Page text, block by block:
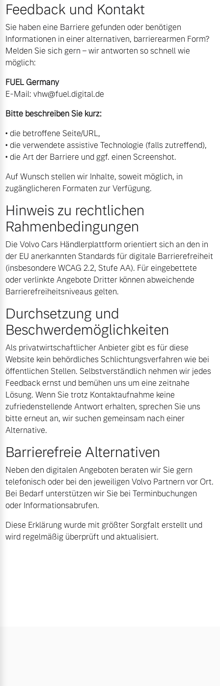
Feedback und Kontakt
Sie haben eine Barriere gefunden oder benötigen
Informationen in einer alternativen, barrierearmen Form?
Melden Sie sich gern – wir antworten so schnell wie
möglich:
FUEL Germany
E‑Mail:vhw@fuel.digital.de
Bitte beschreiben Sie kurz:
• die betroffene Seite/URL,
• die verwendete assistive Technologie (falls zutreffend),
• die Art der Barriere und ggf. einen Screenshot.
Auf Wunsch stellen wir Inhalte, soweit möglich, in
zugänglicheren Formaten zur Verfügung.
Hinweis zu rechtlichen
Rahmenbedingungen
Die Volvo Cars Händlerplattform orientiert sich an den in
der EU anerkannten Standards für digitale Barrierefreiheit
(insbesondere WCAG 2.2, Stufe AA). Für eingebettete
oder verlinkte Angebote Dritter können abweichende
Barrierefreiheitsniveaus gelten.
Durchsetzung und
Beschwerdemöglichkeiten
Als privatwirtschaftlicher Anbieter gibt es für diese
Website kein behördliches Schlichtungsverfahren wie bei
öffentlichen Stellen. Selbstverständlich nehmen wir jedes
Feedback ernst und bemühen uns um eine zeitnahe
Lösung. Wenn Sie trotz Kontaktaufnahme keine
zufriedenstellende Antwort erhalten, sprechen Sie uns
bitte erneut an, wir suchen gemeinsam nach einer
Alternative.
Barrierefreie Alternativen
Neben den digitalen Angeboten beraten wir Sie gern
telefonisch oder bei den jeweiligen Volvo Partnern vor Ort.
Bei Bedarf unterstützen wir Sie bei Terminbuchungen
oder Informationsabrufen.
Diese Erklärung wurde mit größter Sorgfalt erstellt und
wird regelmäßig überprüft und aktualisiert.